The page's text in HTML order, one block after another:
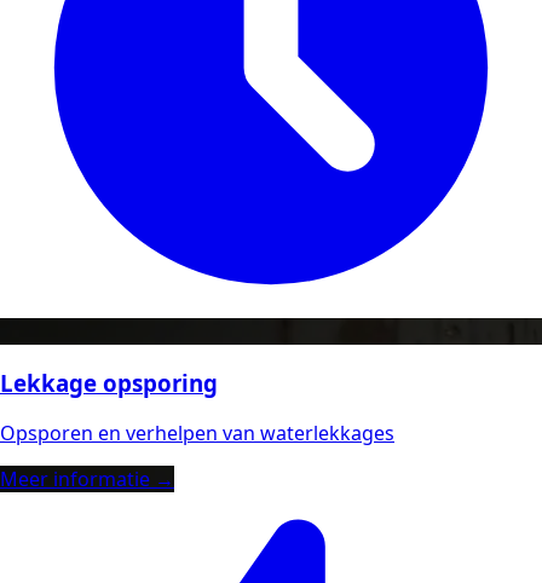
Lekkage opsporing
Opsporen en verhelpen van waterlekkages
Meer informatie →